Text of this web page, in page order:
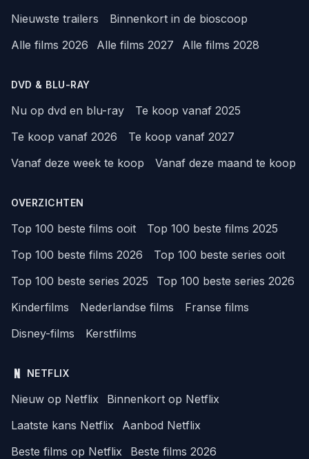
Nieuwste trailers
Binnenkort in de bioscoop
Alle films 2026
Alle films 2027 Alle films 2028
DVD & BLU-RAY
Nu op dvd en blu-ray
Te koop vanaf 2025
Te koop vanaf 2026
Te koop vanaf 2027
Vanaf deze week te koop
Vanaf deze maand te koop
OVERZICHTEN
Top 100 beste films ooit
Top 100 beste films 2025
Top 100 beste films 2026
Top 100 beste series ooit
Top 100 beste series 2025
Top 100 beste series 2026
Kinderfilms
Nederlandse films
Franse films
Disney-films
Kerstfilms
NETFLIX
Nieuw op Netflix
Binnenkort op Netflix
Laatste kans Netflix
Aanbod Netflix
Beste films op Netflix
Beste films 2026